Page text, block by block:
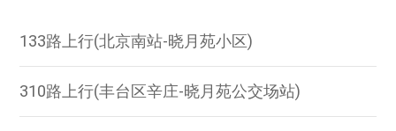
133路上行(北京南站-晓月苑小区)
310路上行(丰台区辛庄-晓月苑公交场站)